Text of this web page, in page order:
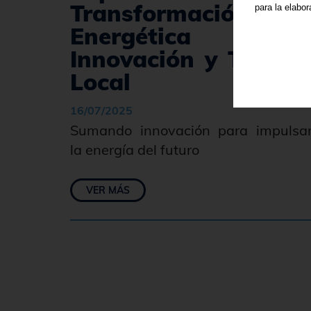
Transformación
Energética con
Innovación y Talento
Local
16/07/2025
Sumando innovación para
la energía del futuro
VER MÁS
para la